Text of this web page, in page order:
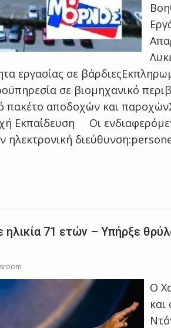
εργασίας σε
σε βιομηχανικό
πακέτο αποδοχών και
Εκπαίδευση Οι
ηλεκτρονική
71 ετών – Υπήρξε
Ο